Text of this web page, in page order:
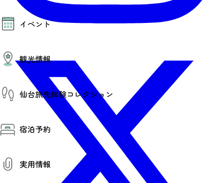
モデルコース
AIおまかせコース
イベント
その他イベント情報（音楽・展示会）
コンベンション情報
観光情報
観光スポット
温泉
美味いもの
季節のイベント
プロスポーツチーム・プロオーケストラ
仙台の銘品
仙台観光マップ
仙台旅先体験コレクション
仙台旅先体験コレクション
体験プログラム検索（予約）
体験事業者からのお知らせ
体験事業者
宿泊予約
実用情報